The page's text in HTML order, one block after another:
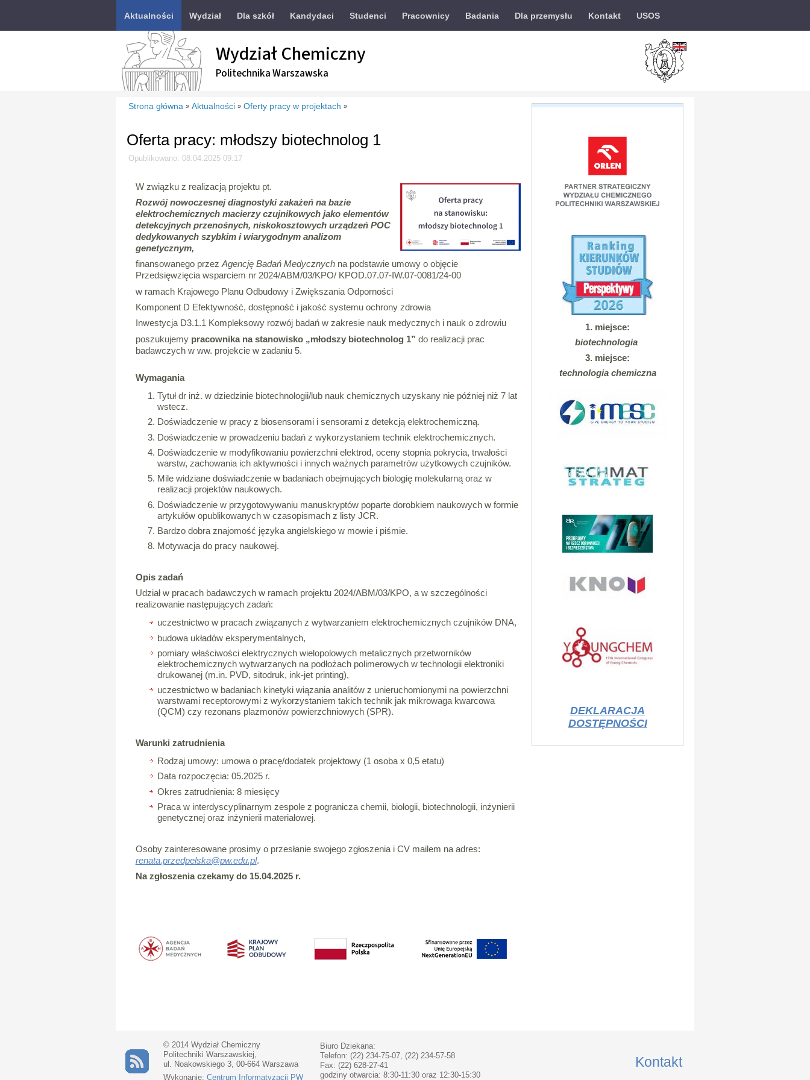
Aktualności Wydział Dla szkół Kandydaci Studenci Pracownicy Badania Dla przemysłu Kontakt USOS
Wydział Chemiczny
Politechnika Warszawska
Strona główna » Aktualności » Oferty pracy w projektach »
Oferta pracy: młodszy biotechnolog 1
Opublikowano: 08.04.2025 09:17
W związku z realizacją projektu pt.
Rozwój nowoczesnej diagnostyki zakażeń na bazie
elektrochemicznych macierzy czujnikowych jako elementów
detekcyjnych przenośnych, niskokosztowych urządzeń POC
dedykowanych szybkim i wiarygodnym analizom
genetycznym,
finansowanego przezAgencję Badań Medycznychna podstawie umowy o objęcie
Przedsięwzięcia wsparciem nr 2024/ABM/03/KPO/ KPOD.07.07-IW.07-0081/24-00
w ramach Krajowego Planu Odbudowy i Zwiększania Odporności
Komponent D Efektywność, dostępność i jakość systemu ochrony zdrowia
Inwestycja D3.1.1 Kompleksowy rozwój badań w zakresie nauk medycznych i nauk o zdrowiu
poszukujemy pracownika na stanowisko „młodszy biotechnolog 1” do realizacji prac
badawczych w ww. projekcie w zadaniu 5.
Wymagania
Tytuł dr inż. w dziedzinie biotechnologii/lub nauk chemicznych uzyskany nie później niż 7 lat
wstecz.
Doświadczenie w pracy z biosensorami i sensorami z detekcją elektrochemiczną.
Doświadczenie w prowadzeniu badań z wykorzystaniem technik elektrochemicznych.
Doświadczenie w modyfikowaniu powierzchni elektrod, oceny stopnia pokrycia, trwałości
warstw, zachowania ich aktywności i innych ważnych parametrów użytkowych czujników.
Mile widziane doświadczenie w badaniach obejmujących biologię molekularną oraz w
realizacji projektów naukowych.
Doświadczenie w przygotowywaniu manuskryptów poparte dorobkiem naukowych w formie
artykułów opublikowanych w czasopismach z listy JCR.
Bardzo dobra znajomość języka angielskiego w mowie i piśmie.
Motywacja do pracy naukowej.
Opis zadań
Udział w pracach badawczych w ramach projektu 2024/ABM/03/KPO, a w szczególności
realizowanie następujących zadań:
uczestnictwo w pracach związanych z wytwarzaniem elektrochemicznych czujników DNA,
budowa układów eksperymentalnych,
pomiary właściwości elektrycznych wielopolowych metalicznych przetworników
elektrochemicznych wytwarzanych na podłożach polimerowych w technologii elektroniki
drukowanej (m.in. PVD, sitodruk, ink-jet printing),
uczestnictwo w badaniach kinetyki wiązania analitów z unieruchomionymi na powierzchni
warstwami receptorowymi z wykorzystaniem takich technik jak mikrowaga kwarcowa
(QCM) czy rezonans plazmonów powierzchniowych (SPR).
Warunki zatrudnienia
Rodzaj umowy: umowa o pracę/dodatek projektowy (1 osoba x 0,5 etatu)
Data rozpoczęcia: 05.2025 r.
Okres zatrudnienia: 8 miesięcy
Praca w interdyscyplinarnym zespole z pogranicza chemii, biologii, biotechnologii, inżynierii
genetycznej oraz inżynierii materiałowej.
Osoby zainteresowane prosimy o przesłanie swojego zgłoszenia i CV mailem na adres:
renata.przedpelska@pw.edu.pl.
Na zgłoszenia czekamy do 15.04.2025 r.
1. miejsce:
biotechnologia
3. miejsce:
technologia chemiczna
DEKLARACJA
DOSTĘPNOŚCI
© 2014 Wydział Chemiczny
Politechniki Warszawskiej,
ul. Noakowskiego 3, 00-664 Warszawa
Wykonanie: Centrum Informatyzacji PW
Biuro Dziekana:
Telefon: (22) 234-75-07, (22) 234-57-58
Fax: (22) 628-27-41
godziny otwarcia: 8:30-11:30 oraz 12:30-15:30
Kontakt